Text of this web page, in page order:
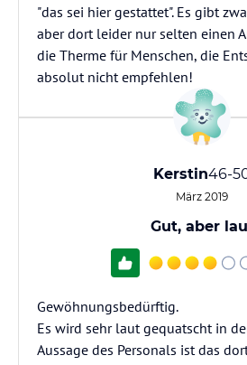
"das sei hier gestattet". Es gibt
aber dort leider nur selten einen
die Therme für Menschen, die
absolut nicht empfehlen!
Kerstin46-
März 2019
Gut, aber
Gewöhnungsbedürftig.
Es wird sehr laut gequatscht in
Aussage des Personals ist das